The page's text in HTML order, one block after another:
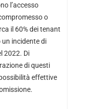
l’accesso
o
il 60% dei tenant
incidente di
2022. Di
di questi
effettive